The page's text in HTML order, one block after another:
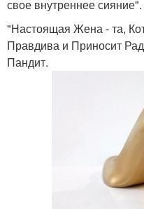
свое внутреннее сияние".
"Настоящая Жена - та,
Правдива и Приносит
Пандит.